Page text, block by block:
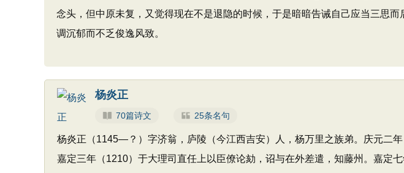
念头，但中原未复，又觉得现在不是退隐的时候，于是暗暗告诫自己应当三思
调沉郁而不乏俊逸风致。
杨炎正
70篇诗文 25条名句
杨炎正（1145—？）字济翁，庐陵（今江西吉安）人，杨万里之族弟。庆元二
嘉定三年（1210）于大理司直任上以臣僚论劾，诏与在外差遣，知藤州。嘉定